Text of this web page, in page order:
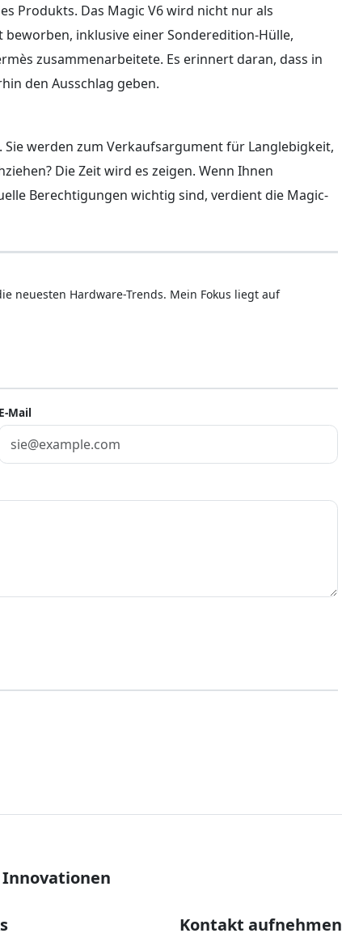
Produkts. Das Magic V6 wird nicht nur als
inklusive einer Sonderedition-Hülle,
zusammenarbeitete. Es erinnert daran, dass in
den Ausschlag geben.
werden zum Verkaufsargument für Langlebigkeit,
Die Zeit wird es zeigen. Wenn Ihnen
Berechtigungen wichtig sind, verdient die Magic-
neuesten Hardware-Trends. Mein Fokus liegt auf
E-Mail
Innovationen
Kontakt aufnehmen